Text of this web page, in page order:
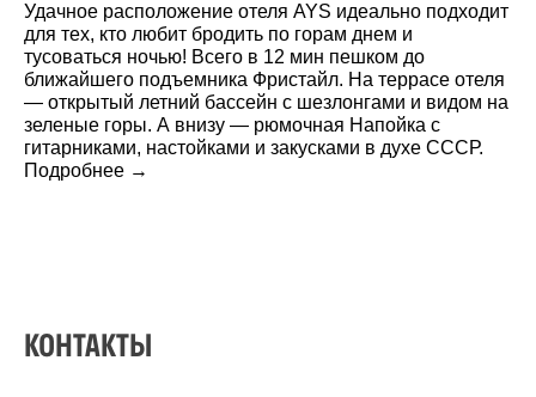
Удачное расположение отеля AYS идеально подходит
для тех, кто любит бродить по горам днем и
тусоваться ночью! Всего в 12 мин пешком до
ближайшего подъемника Фристайл. На террасе отеля
— открытый летний бассейн с шезлонгами и видом на
зеленые горы. А внизу — рюмочная Напойка с
гитарниками, настойками и закусками в духе СССР.
Подробнее →
КОНТАКТЫ